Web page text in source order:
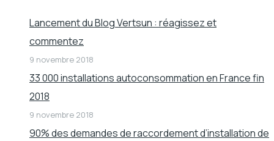
Lancement du Blog Vertsun : réagissez et
commentez
9 novembre 2018
33 000 installations autoconsommation en France fin
2018
9 novembre 2018
90% des demandes de raccordement d’installation de